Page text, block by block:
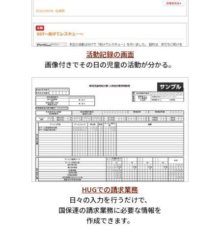
活動記録の画面
画像付きでその日の児童の活動が分かる。
HUGでの請求業務
日々の入力を行うだけで、
国保連の請求業務に必要な情報を
作成できます。